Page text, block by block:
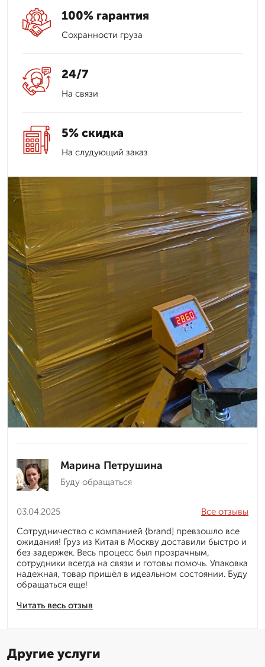
100% гарантия
Сохранности груза
24/7
На связи
5% скидка
На слудующий заказ
Марина Петрушина
Буду обращаться
03.04.2025
Читать весь отзыв
Все отзывы
Сотрудничество с компанией {brand] превзошло все
ожидания! Груз из Китая в Москву доставили быстро и
без задержек. Весь процесс был прозрачным,
сотрудники всегда на связи и готовы помочь. Упаковка
надежная, товар пришёл в идеальном состоянии. Буду
обращаться еще!
Другие услуги